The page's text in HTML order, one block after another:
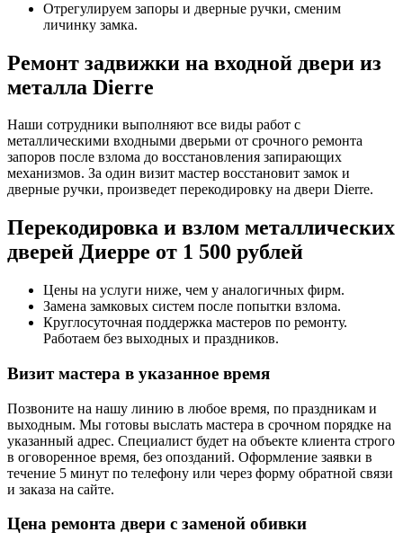
Отрегулируем запоры и дверные ручки, сменим
личинку замка.
Ремонт задвижки на входной двери из
металла Dierre
Наши сотрудники выполняют все виды работ с
металлическими входными дверьми от срочного ремонта
запоров после взлома до восстановления запирающих
механизмов. За один визит мастер восстановит замок и
дверные ручки, произведет перекодировку на двери Dierre.
Перекодировка и взлом металлических
дверей Диерре от 1 500 рублей
Цены на услуги ниже, чем у аналогичных фирм.
Замена замковых систем после попытки взлома.
Круглосуточная поддержка мастеров по ремонту.
Работаем без выходных и праздников.
Визит мастера в указанное время
Позвоните на нашу линию в любое время, по праздникам и
выходным. Мы готовы выслать мастера в срочном порядке на
указанный адрес. Специалист будет на объекте клиента строго
в оговоренное время, без опозданий. Оформление заявки в
течение 5 минут по телефону или через форму обратной связи
и заказа на сайте.
Цена ремонта двери с заменой обивки